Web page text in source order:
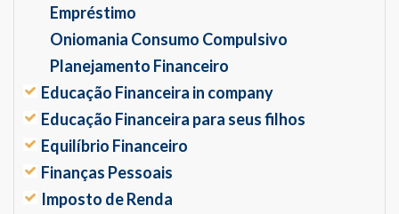
Empréstimo
Oniomania Consumo Compulsivo
Planejamento Financeiro
Educação Financeira in company
Educação Financeira para seus filhos
Equilíbrio Financeiro
Finanças Pessoais
Imposto de Renda